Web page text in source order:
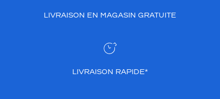
LIVRAISON EN MAGASIN GRATUITE
LIVRAISON RAPIDE*